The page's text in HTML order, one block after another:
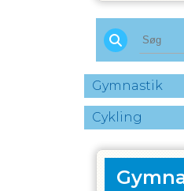
Gymnastik
Cykling